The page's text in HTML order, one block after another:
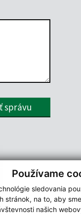
Používame
sledovania
stránok, na to, aby
našich
správu